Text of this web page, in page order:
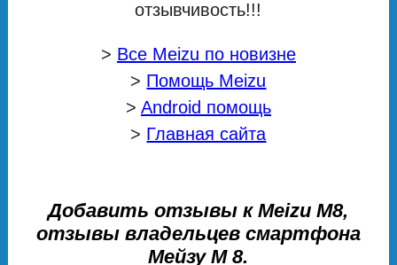
отзывчивость!!!
> Все Meizu по новизне
> Помощь Meizu
> Android помощь
> Главная сайта
Добавить отзывы к Meizu M8,
отзывы владельцев смартфона
Мейзу М 8.